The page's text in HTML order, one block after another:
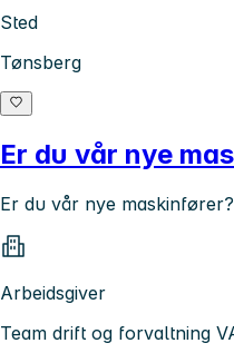
Sted
Tønsberg
Er du vår nye
Er du vår nye
Arbeidsgiver
Team drift og forvaltning